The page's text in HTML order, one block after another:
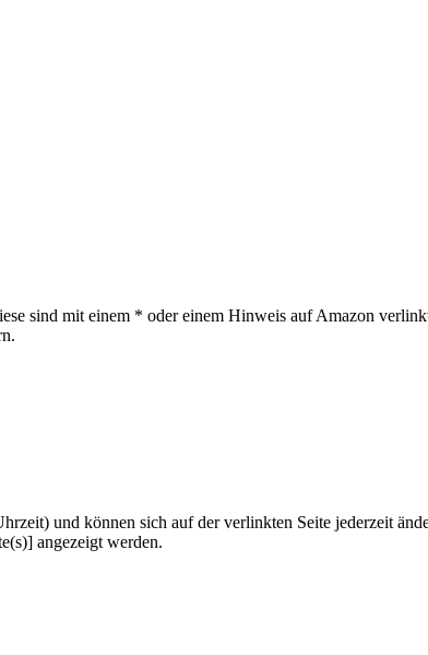
sind mit einem * oder einem Hinweis auf Amazon
und können sich auf der verlinkten Seite jederzeit
angezeigt werden.